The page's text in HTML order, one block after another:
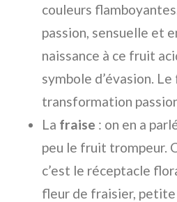
couleurs
passion, sensuelle et
naissance à ce fruit
symbole d’évasion.
transformation
La fraise : on en a
peu le fruit trompeur.
c’est le réceptacle
fleur de fraisier, petite